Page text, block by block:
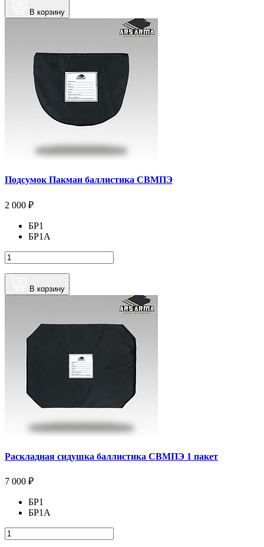
В корзину
Подсумок Пакман баллистика СВМПЭ
2 000 ₽
БР1
БР1А
В корзину
Раскладная сидушка баллистика СВМПЭ 1 пакет
7 000 ₽
БР1
БР1А